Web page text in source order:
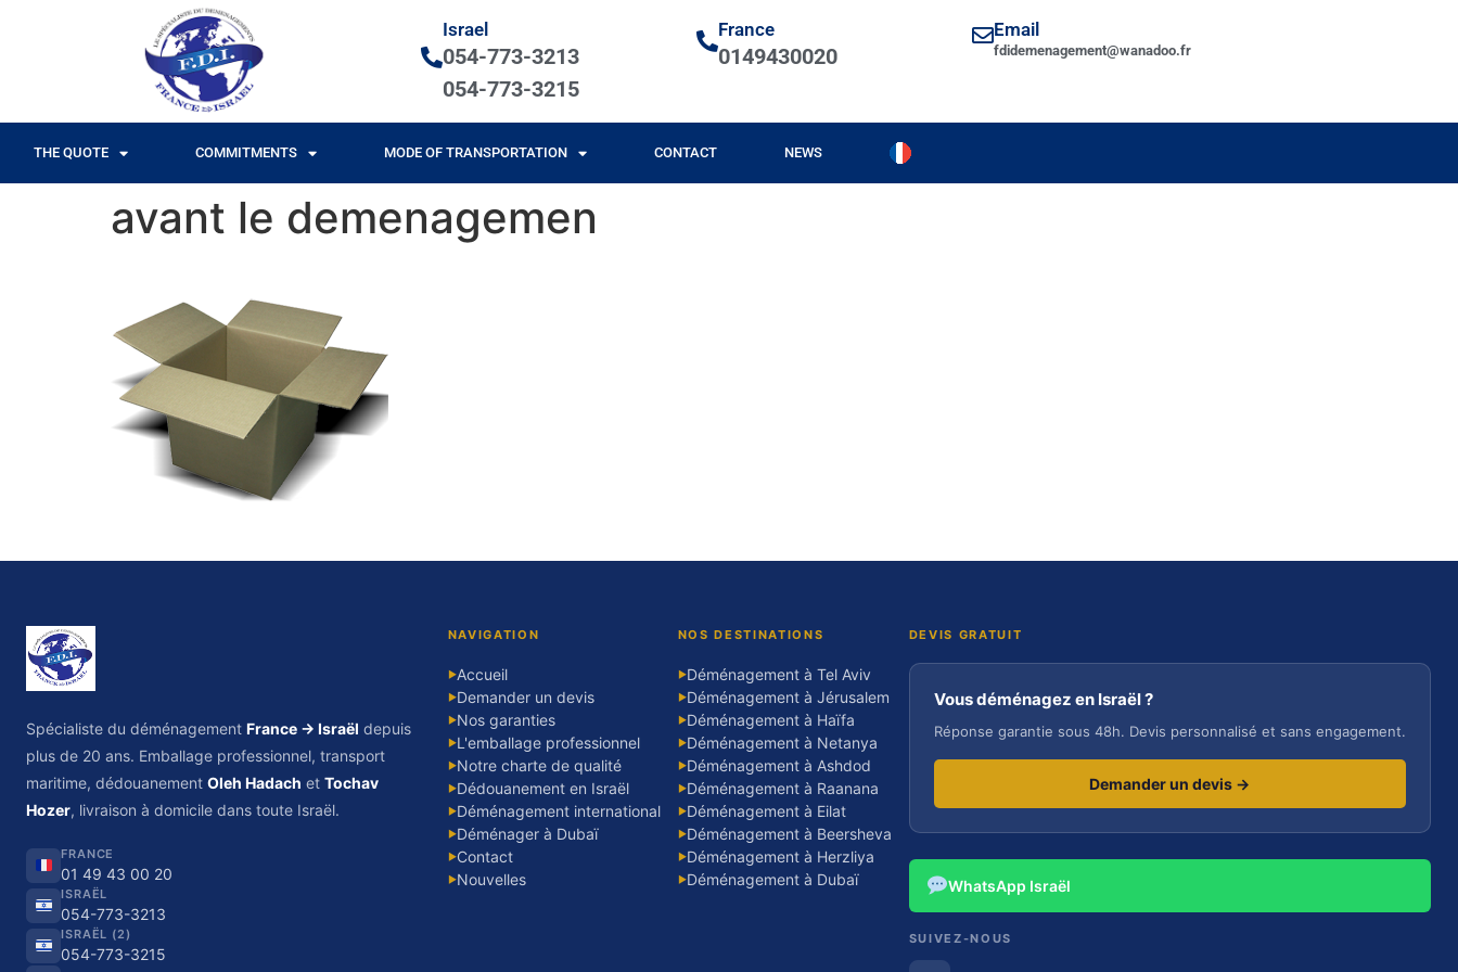
Israel
054-773-3213
054-773-3215
France
0149430020
Email
fdidemenagement@wanadoo.fr
THE QUOTE COMMITMENTS MODE OF TRANSPORTATION CONTACT NEWS
avant le demenagemen
Spécialiste du déménagement France → Israël depuis
plus de 20 ans. Emballage professionnel, transport
maritime, dédouanement Oleh Hadach et Tochav
Hozer, livraison à domicile dans toute Israël.
FRANCE
01 49 43 00 20
ISRAËL
054-773-3213
ISRAËL (2)
054-773-3215
NAVIGATION
▶Accueil
▶Demander un devis
▶Nos garanties
▶L'emballage professionnel
▶Notre charte de qualité
▶Dédouanement en Israël
▶Déménagement international
▶Déménager à Dubaï
▶Contact
▶Nouvelles
NOS DESTINATIONS
▶Déménagement à Tel Aviv
▶Déménagement à Jérusalem
▶Déménagement à Haïfa
▶Déménagement à Netanya
▶Déménagement à Ashdod
▶Déménagement à Raanana
▶Déménagement à Eilat
▶Déménagement à Beersheva
▶Déménagement à Herzliya
▶Déménagement à Dubaï
DEVIS GRATUIT
Vous déménagez en Israël ?
Réponse garantie sous 48h. Devis personnalisé et sans engagement.
Demander un devis →
WhatsApp Israël
SUIVEZ-NOUS